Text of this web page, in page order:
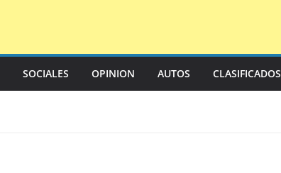
SOCIALES OPINION AUTOS CLASIFICADOS